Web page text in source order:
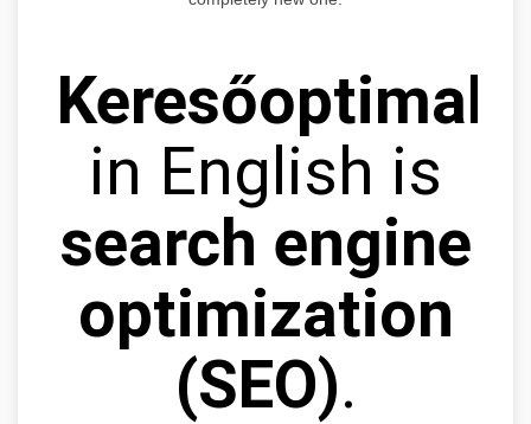
in English is
search engine
optimization
(SEO).